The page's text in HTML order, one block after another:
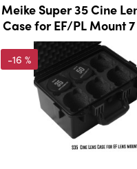
Meike Super 35 Cine
Case for EF/PL Mount 7
Case
-16 %